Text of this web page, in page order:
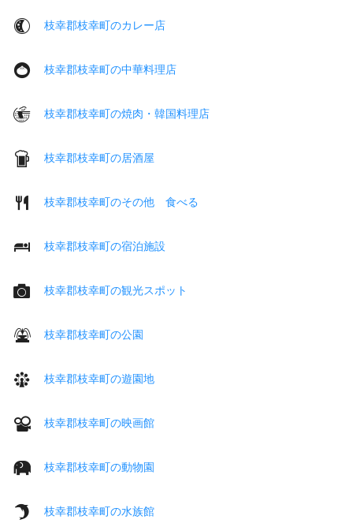
枝幸郡枝幸町のカレー店
枝幸郡枝幸町の中華料理店
枝幸郡枝幸町の焼肉・韓国料理店
枝幸郡枝幸町の居酒屋
枝幸郡枝幸町のその他 食べる
枝幸郡枝幸町の宿泊施設
枝幸郡枝幸町の観光スポット
枝幸郡枝幸町の公園
枝幸郡枝幸町の遊園地
枝幸郡枝幸町の映画館
枝幸郡枝幸町の動物園
枝幸郡枝幸町の水族館